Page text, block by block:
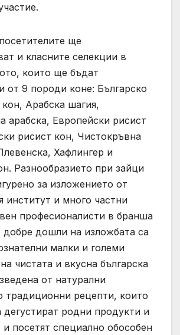
ще
и класните селекции в
които ще бъдат
от 9 породи коне: Българско
Арабска шагия,
арабска, Европейски рисист
рисист кон, Чистокръвна
Хафлингер и
Разнообразието при зайци
за изложението от
институт и много частни
професионалисти в бранша
добре дошли на изложбата са
малки и големи
чистата и вкусна българска
от натурални
традиционни рецепти, които
родни продукти и
и посетят специално обособен